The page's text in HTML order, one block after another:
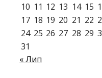
10 11 12 13 14 15
17 18 19 20 21 22
24 25 26 27 28 29
31
« Лип